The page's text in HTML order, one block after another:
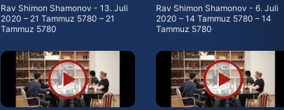
Rav Shimon Shamonov
13. Juli
2020 – 21 Tammuz 5780 – 21
Tammuz 5780
Rav Shimon Shamonov
6. Juli
2020 – 14 Tammuz 5780 – 14
Tammuz 5780